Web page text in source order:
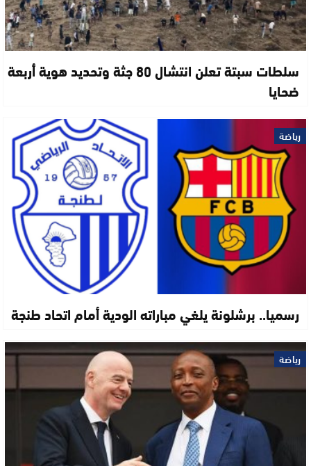
سلطات سبتة تعلن انتشال 80 جثة وتحديد هوية أربعة
ضحايا
رياضة
رسميا.. برشلونة يلغي مباراته الودية أمام اتحاد طنجة
رياضة